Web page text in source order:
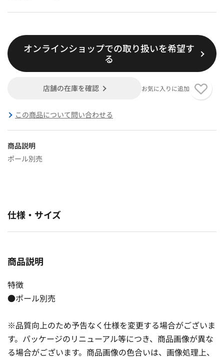
オンラインショップでの取り扱いを希望す
る
店舗の在庫を確認 お気に入りに追加
この商品について問い合わせる
商品説明
ポール別売
仕様・サイズ
商品説明
特徴
●ポール別売
※品質向上のため予告なく仕様を変更する場合がございま
す。パッケージのリニューアル等につき、商品画像が異な
る場合がございます。商品画像の色合いは、画像処理上、